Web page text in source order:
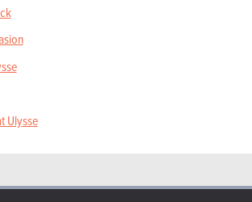
Ulysse